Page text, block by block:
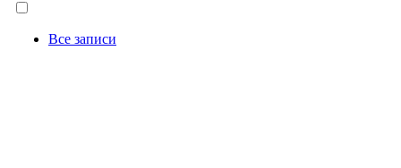
Все записи